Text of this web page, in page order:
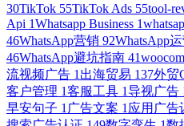
30TikTok 55TikTok Ads 55tool-
Api 1Whatsapp Business 1
46WhatsApp营销 92WhatsApp
46WhatsApp避坑指南 41
流视频广告 1 出海贸易 137外贸
客户管理 1客服工具 1导视广告
早安句子 1 广告文案 1 应用广告